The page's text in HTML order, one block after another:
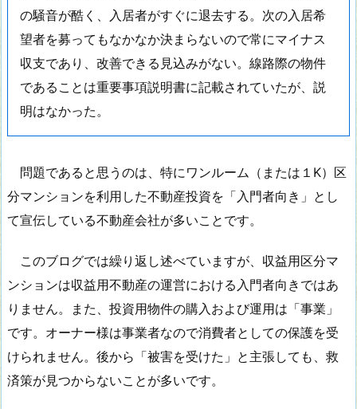
の騒音が酷く、入居者がすぐに退去する。次の入居希
望者を募ってもなかなか決まらないので常にマイナス
収支であり、改善できる見込みがない。線路際の物件
であることは重要事項説明書に記載されていたが、説
明はなかった。
問題であると思うのは、特にワンルーム（または１K）区
分マンションを利用した不動産投資を「入門者向き」とし
て宣伝している不動産会社が多いことです。
このブログでは繰り返し述べていますが、収益用区分マ
ンションは収益用不動産の運営における入門者向きではあ
りません。また、投資用物件の購入および運用は「事業」
です。オーナー様は事業者なので消費者としての保護を受
けられません。後から「被害を受けた」と主張しても、救
済策が見つからないことが多いです。